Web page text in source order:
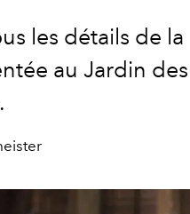
les détails de la
au Jardin des